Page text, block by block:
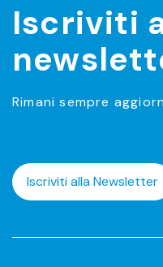
Iscriviti
Rimani sempre
Iscriviti alla Newsletter